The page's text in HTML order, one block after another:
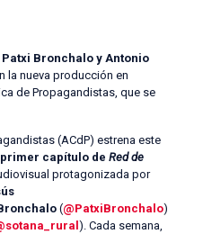
Bronchalo y Antonio
la nueva producción en
de Propagandistas, que se
(ACdP) estrena este
capítulo de Red de
protagonizada por
(@PatxiBronchalo)
). Cada semana,